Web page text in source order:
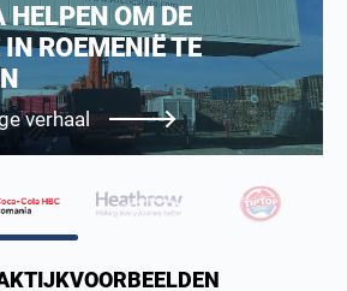
OM
OP TE SLAAN OP
verhaal